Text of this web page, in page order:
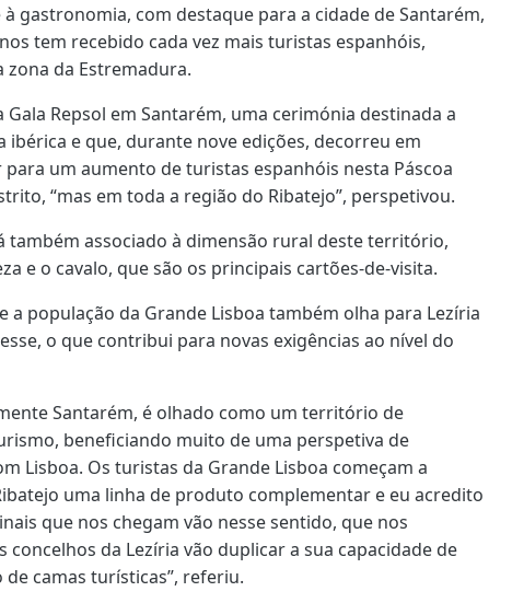
gastronomia, com destaque para a cidade de Santarém,
tem recebido cada vez mais turistas espanhóis,
da Estremadura.
Gala Repsol em Santarém, uma cerimónia destinada a
ibérica e que, durante nove edições, decorreu em
um aumento de turistas espanhóis nesta Páscoa
“mas em toda a região do Ribatejo”, perspetivou.
também associado à dimensão rural deste território,
e o cavalo, que são os principais cartões-de-visita.
a população da Grande Lisboa também olha para Lezíria
o que contribui para novas exigências ao nível do
Santarém, é olhado como um território de
beneficiando muito de uma perspetiva de
Lisboa. Os turistas da Grande Lisboa começam a
uma linha de produto complementar e eu acredito
que nos chegam vão nesse sentido, que nos
concelhos da Lezíria vão duplicar a sua capacidade de
camas turísticas”, referiu.